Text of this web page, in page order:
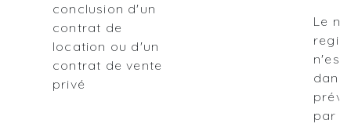
conclusion d'un
contrat de
location ou d'un
contrat de vente
privé
Le
n'est
dans
par